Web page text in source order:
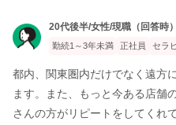
20代後半/女性/現職（回答時）
勤続1～3年未満
正社員 セラ
都内、関東圏内だけでなく遠方
ます。また、もっと今ある店舗
さんの方がリピートをしてくれ